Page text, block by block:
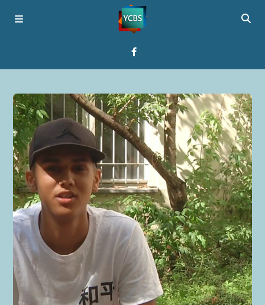
Programme
Über YCBS
Media Bridges